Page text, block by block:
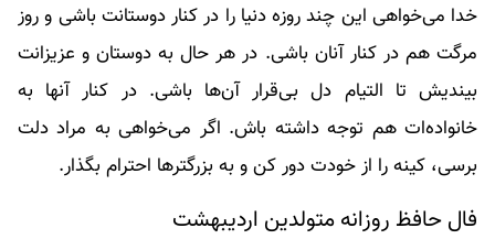
خدا می‌خواهی این چند روزه دنیا را در کنار دوستانت باشی و روز
مرگت هم در کنار آنان باشی. در هر حال به دوستان و عزیزانت
بیندیش تا التیام دل بی‌قرار آن‌ها باشی. در کنار آنها به
خانواده‌ات هم توجه داشته باش. اگر می‌خواهی به مراد دلت
برسی، کینه را از خودت دور کن و به بزرگترها احترام بگذار.
فال حافظ روزانه متولدین اردیبهشت